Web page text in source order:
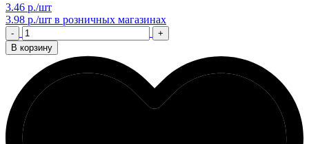
3.46 р./шт
3.98 р./шт в розничных магазинах
-
+
В корзину